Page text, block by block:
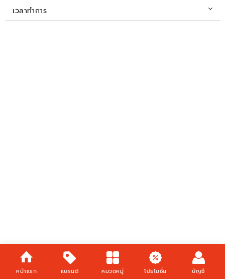
หน้าแรก แบรนด์ หมวดหมู่ โปรโมชั่น บัญชี
เวลาทำการ